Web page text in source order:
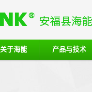
关于海能 产品与技术